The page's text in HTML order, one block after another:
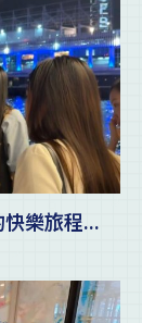
樂旅程...